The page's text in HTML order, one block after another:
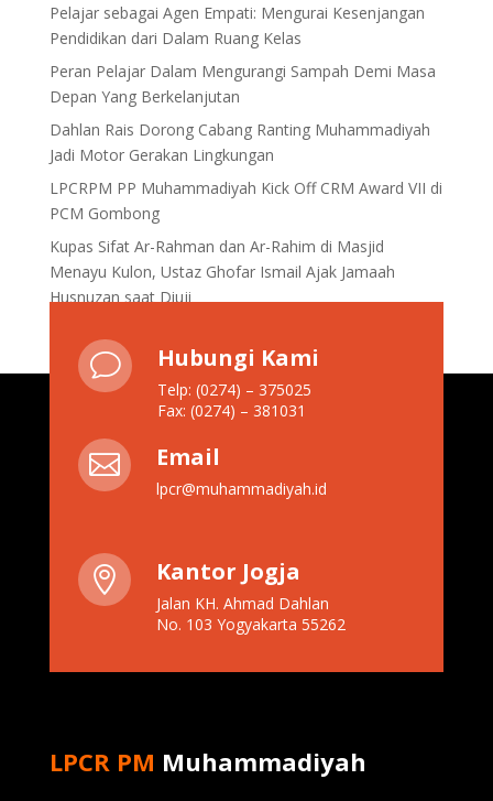
Pelajar sebagai Agen Empati: Mengurai Kesenjangan
Pendidikan dari Dalam Ruang Kelas
Peran Pelajar Dalam Mengurangi Sampah Demi Masa
Depan Yang Berkelanjutan
Dahlan Rais Dorong Cabang Ranting Muhammadiyah
Jadi Motor Gerakan Lingkungan
LPCRPM PP Muhammadiyah Kick Off CRM Award VII di
PCM Gombong
Kupas Sifat Ar-Rahman dan Ar-Rahim di Masjid
Menayu Kulon, Ustaz Ghofar Ismail Ajak Jamaah
Husnuzan saat Diuji
v Hubungi Kami
Telp: (0274) – 375025
Fax: (0274) – 381031
 Email
lpcr@muhammadiyah.id
 Kantor Jogja
Jalan KH. Ahmad Dahlan
No. 103 Yogyakarta 55262
LPCR PM Muhammadiyah